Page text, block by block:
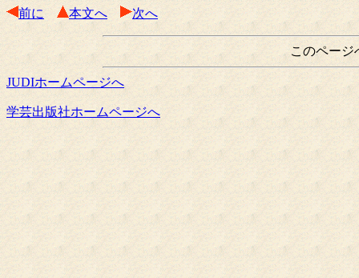
前に 本文へ 次へ
このページ
JUDIホームページへ
学芸出版社ホームページへ